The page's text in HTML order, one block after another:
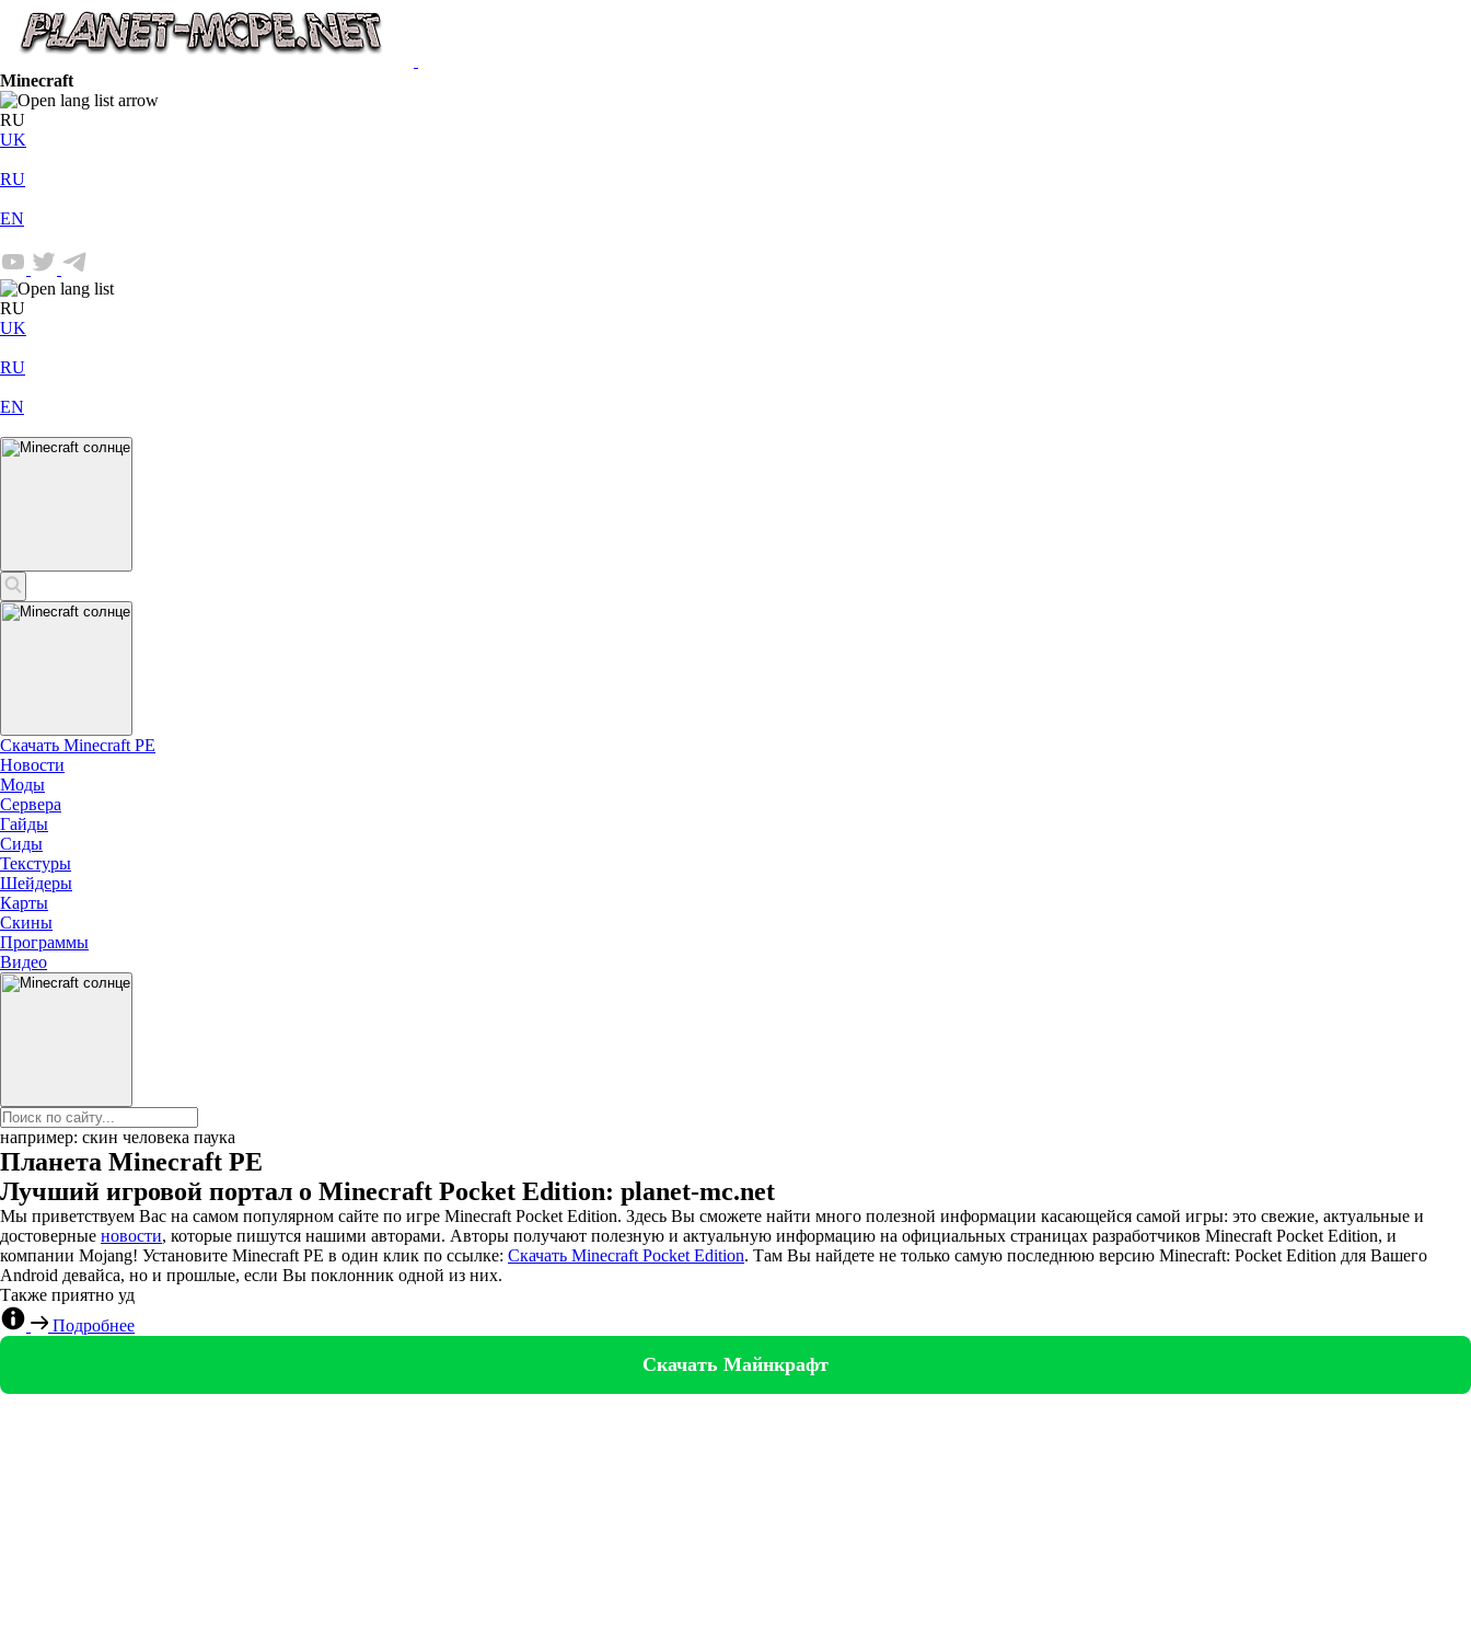
Minecraft
RU
UK
RU
EN
RU
UK
RU
EN
Скачать Minecraft PE
Новости
Моды
Сервера
Гайды
Сиды
Текстуры
Шейдеры
Карты
Скины
Программы
Видео
например: скин человека паука
Планета Minecraft PE
Лучший игровой портал о Minecraft Pocket Edition: planet-mc.net
Мы приветствуем Вас на самом популярном сайте по игре Minecraft Pocket Edition. Здесь Вы сможете найти много полезной информации касающейся самой игры: это свежие, актуальные и
достоверные новости, которые пишутся нашими авторами. Авторы получают полезную и актуальную информацию на официальных страницах разработчиков Minecraft Pocket Edition, и
компании Mojang! Установите Minecraft PE в один клик по ссылке: Скачать Minecraft Pocket Edition. Там Вы найдете не только самую последнюю версию Minecraft: Pocket Edition для Вашего
Android девайса, но и прошлые, если Вы поклонник одной из них.
Также приятно уд
Подробнее
Скачать Майнкрафт